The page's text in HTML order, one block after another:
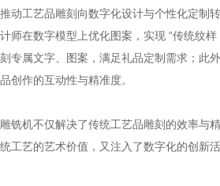
工艺品雕刻向数字化设计与个性化定制转
师在数字模型上优化图案，实现 “传统纹
专属文字、图案，满足礼品定制需求；此
创作的互动性与精准度。
机不仅解决了传统工艺品雕刻的效率与精
工艺的艺术价值，又注入了数字化的创新